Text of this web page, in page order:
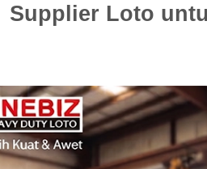
Supplier Loto